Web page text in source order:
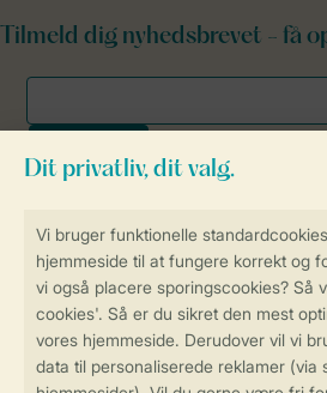
Sikker og hurtig online
Sikker datahåndtering
Tilmeld dig nyhedsbrevet - få